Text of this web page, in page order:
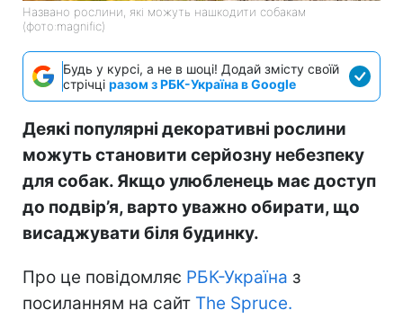
Названо рослини, які можуть нашкодити собакам
(фото:magnific)
Будь у курсі, а не в шоці! Додай змісту своїй
стрічці разом з РБК-Україна в Google
Деякі популярні декоративні рослини
можуть становити серйозну небезпеку
для собак. Якщо улюбленець має доступ
до подвір’я, варто уважно обирати, що
висаджувати біля будинку.
Про це повідомляє РБК-Україна з
посиланням на сайт The Spruce.